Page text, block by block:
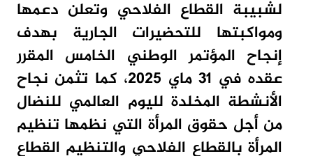
لشبيبة القطاع الفلاحي وتعلن دعمها
ومواكبتها للتحضيرات الجارية بهدف
إنجاح المؤتمر الوطني الخامس المقرر
عقده في 31 ماي 2025، كما تثمن نجاح
الأنشطة المخلدة لليوم العالمي للنضال
من أجل حقوق المرأة التي نظمها تنظيم
المرأة بالقطاع الفلاحي والتنظيم القطاع